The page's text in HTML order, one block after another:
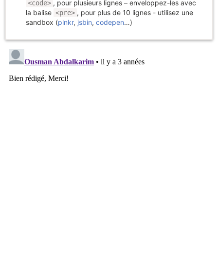
<code> , pour plusieurs lignes – enveloppez-les avec
la balise <pre> , pour plus de 10 lignes - utilisez une
sandbox (plnkr, jsbin, codepen…)